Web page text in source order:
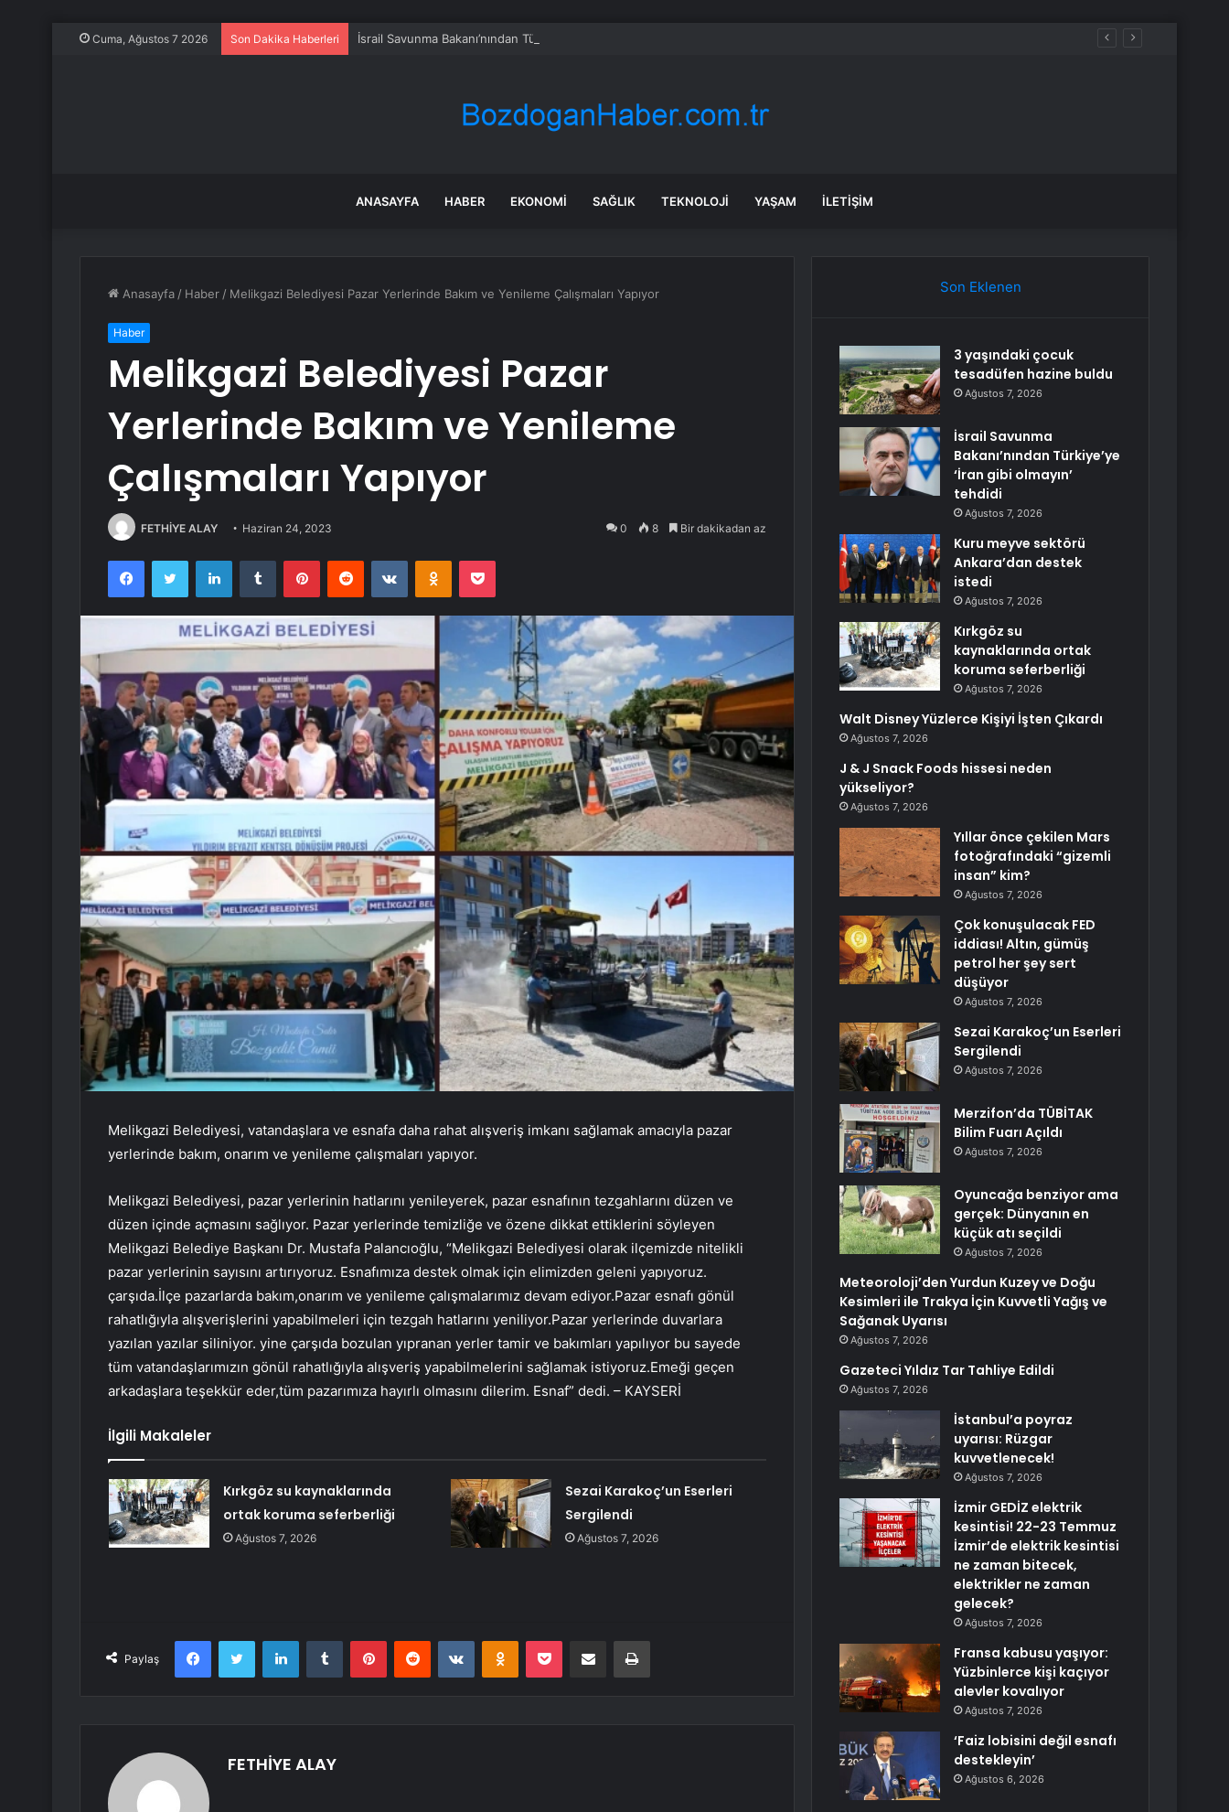
Cuma, Ağustos 7 2026 Son Dakika Haberleri İsrail Savunma Bakanı’nından Türkiye’ye ‘İran gibi olmayın’ tehdidi
ANASAYFA HABER EKONOMI SAĞLIK TEKNOLOJI YAŞAM İLETIŞIM
Anasayfa / Haber / Melikgazi Belediyesi Pazar Yerlerinde Bakım ve Yenileme Çalışmaları Yapıyor
Haber
Melikgazi Belediyesi Pazar
Yerlerinde Bakım ve Yenileme
Çalışmaları Yapıyor
FETHİYE ALAY Haziran 24, 2023 0 8 Bir dakikadan az
FacebookTwitter LinkedInTumblr PinterestReddit VKontakteOdnoklassniki
Pocket
Melikgazi Belediyesi, vatandaşlara ve esnafa daha rahat alışveriş imkanı sağlamak amacıyla pazar
yerlerinde bakım, onarım ve yenileme çalışmaları yapıyor.
Melikgazi Belediyesi, pazar yerlerinin hatlarını yenileyerek, pazar esnafının tezgahlarını düzen ve
düzen içinde açmasını sağlıyor. Pazar yerlerinde temizliğe ve özene dikkat ettiklerini söyleyen
Melikgazi Belediye Başkanı Dr. Mustafa Palancıoğlu, “Melikgazi Belediyesi olarak ilçemizde nitelikli
pazar yerlerinin sayısını artırıyoruz. Esnafımıza destek olmak için elimizden geleni yapıyoruz.
çarşıda.İlçe pazarlarda bakım,onarım ve yenileme çalışmalarımız devam ediyor.Pazar esnafı gönül
rahatlığıyla alışverişlerini yapabilmeleri için tezgah hatlarını yeniliyor.Pazar yerlerinde duvarlara
yazılan yazılar siliniyor. yine çarşıda bozulan yıpranan yerler tamir ve bakımları yapılıyor bu sayede
tüm vatandaşlarımızın gönül rahatlığıyla alışveriş yapabilmelerini sağlamak istiyoruz.Emeği geçen
arkadaşlara teşekkür eder,tüm pazarımıza hayırlı olmasını dilerim. Esnaf” dedi. – KAYSERİ
İlgili Makaleler
Kırkgöz su kaynaklarında
ortak koruma seferberliği
Ağustos 7, 2026
Sezai Karakoç’un Eserleri
Sergilendi
Ağustos 7, 2026
Paylaş
FacebookTwitter LinkedInTumblr PinterestReddit VKontakteOdnoklassniki
Pocket E-Posta ile paylaş Yazdır
FETHİYE ALAY
Son Eklenen
3 yaşındaki çocuk
tesadüfen hazine buldu
Ağustos 7, 2026
İsrail Savunma
Bakanı’nından Türkiye’ye
‘İran gibi olmayın’
tehdidi
Ağustos 7, 2026
Kuru meyve sektörü
Ankara’dan destek
istedi
Ağustos 7, 2026
Kırkgöz su
kaynaklarında ortak
koruma seferberliği
Ağustos 7, 2026
Walt Disney Yüzlerce Kişiyi İşten Çıkardı
Ağustos 7, 2026
J & J Snack Foods hissesi neden
yükseliyor?
Ağustos 7, 2026
Yıllar önce çekilen Mars
fotoğrafındaki “gizemli
insan” kim?
Ağustos 7, 2026
Çok konuşulacak FED
iddiası! Altın, gümüş
petrol her şey sert
düşüyor
Ağustos 7, 2026
Sezai Karakoç’un Eserleri
Sergilendi
Ağustos 7, 2026
Merzifon’da TÜBİTAK
Bilim Fuarı Açıldı
Ağustos 7, 2026
Oyuncağa benziyor ama
gerçek: Dünyanın en
küçük atı seçildi
Ağustos 7, 2026
Meteoroloji’den Yurdun Kuzey ve Doğu
Kesimleri ile Trakya İçin Kuvvetli Yağış ve
Sağanak Uyarısı
Ağustos 7, 2026
Gazeteci Yıldız Tar Tahliye Edildi
Ağustos 7, 2026
İstanbul’a poyraz
uyarısı: Rüzgar
kuvvetlenecek!
Ağustos 7, 2026
İzmir GEDİZ elektrik
kesintisi! 22-23 Temmuz
İzmir’de elektrik kesintisi
ne zaman bitecek,
elektrikler ne zaman
gelecek?
Ağustos 7, 2026
Fransa kabusu yaşıyor:
Yüzbinlerce kişi kaçıyor
alevler kovalıyor
Ağustos 7, 2026
‘Faiz lobisini değil esnafı
destekleyin’
Ağustos 6, 2026